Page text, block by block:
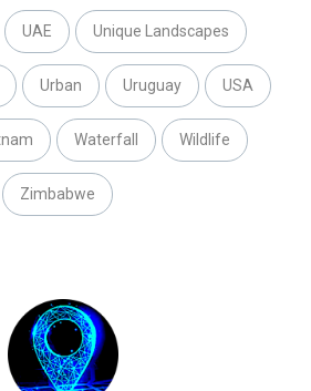
UAE Unique Landscapes
Urban Uruguay USA
Waterfall Wildlife
Zimbabwe